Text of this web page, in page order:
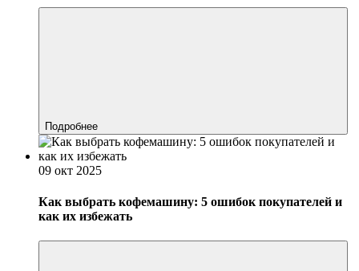
Подробнее
09 окт 2025
Как выбрать кофемашину: 5 ошибок покупателей и
как их избежать